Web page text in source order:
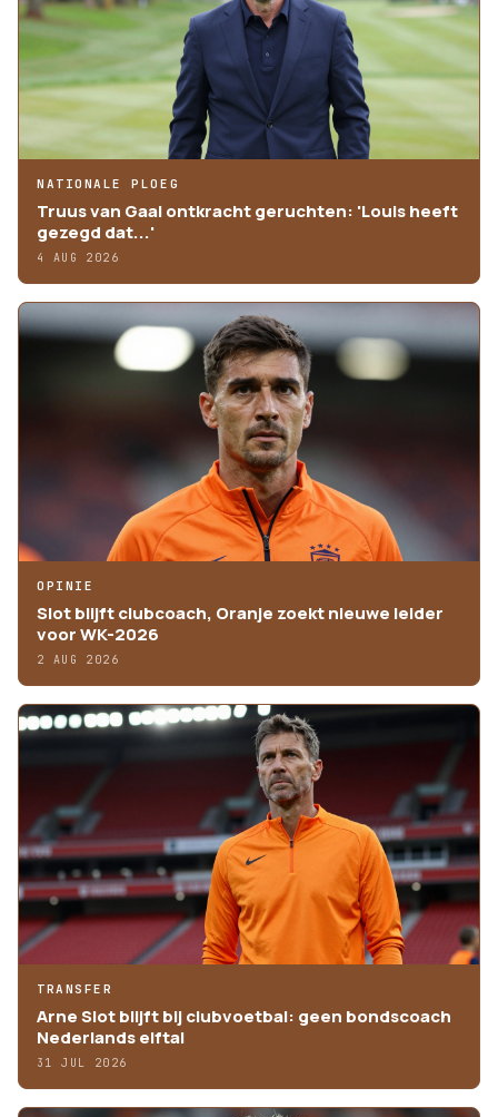
NATIONALE PLOEG
Truus van Gaal ontkracht geruchten: 'Louis heeft
gezegd dat...'
4 AUG 2026
OPINIE
Slot blijft clubcoach, Oranje zoekt nieuwe leider
voor WK-2026
2 AUG 2026
TRANSFER
Arne Slot blijft bij clubvoetbal: geen bondscoach
Nederlands elftal
31 JUL 2026